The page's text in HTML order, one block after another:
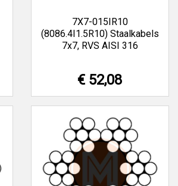
7X7-015IR10
(8086.4I1.5R10) Staalkabels
7x7, RVS AISI 316
€ 52,08